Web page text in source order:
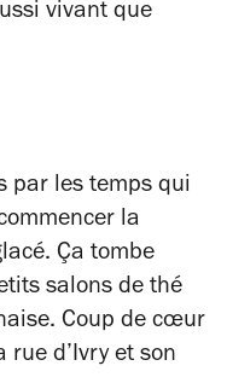
vivant que
par les temps qui
la
Ça tombe
salons de thé
Coup de cœur
rue d’Ivry et son